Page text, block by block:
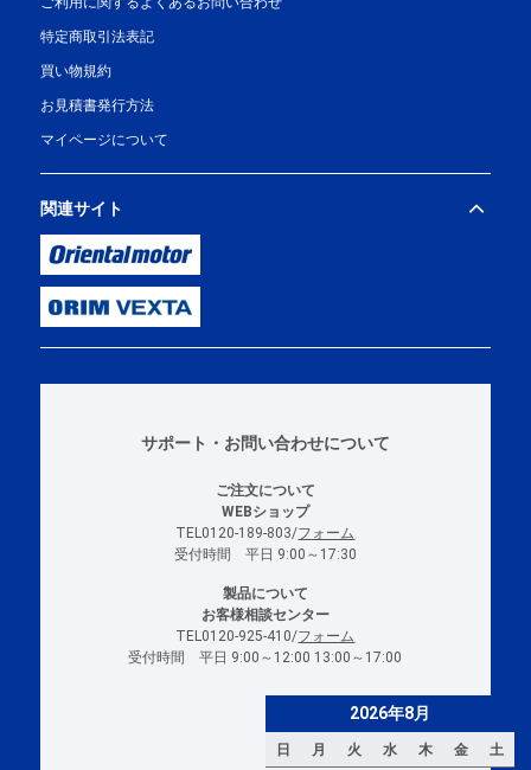
特定商取引法表記
買い物規約
お見積書発行方法
マイページについて
関連サイト
サポート・お問い合わせについて
ご注文について
WEBショップ
TEL0120-189-803/フォーム
受付時間 平日 9:00～17:30
製品について
お客様相談センター
TEL0120-925-410/フォーム
受付時間 平日 9:00～12:00 13:00～17:00
2026年8月
日 月 火 水 木 金 土